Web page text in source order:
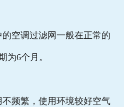
空调过滤网一般在正常的
为6个月。
频繁，使用环境较好空气